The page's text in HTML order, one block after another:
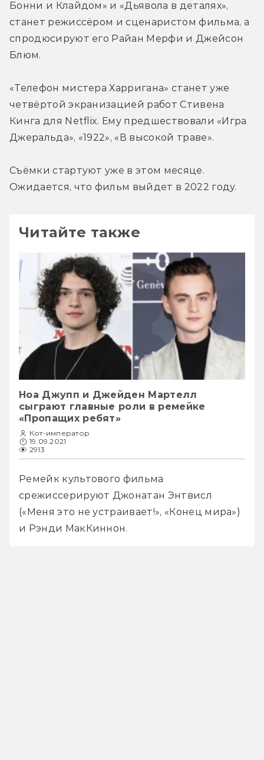
Бонни и Клайдом» и «Дьявола в деталях»,
станет режиссёром и сценаристом фильма, а
спродюсируют его Райан Мерфи и Джейсон
Блюм.
«Телефон мистера Харригана» станет уже
четвёртой экранизацией работ Стивена
Кинга для Netflix. Ему предшествовали «Игра
Джеральда», «1922», «В высокой траве».
Съёмки стартуют уже в этом месяце.
Ожидается, что фильм выйдет в 2022 году.
Читайте также
Ноа Джупп и Джейден Мартелл
сыграют главные роли в ремейке
«Пропащих ребят»
Кот-император
19.09.2021
2913
Ремейк культового фильма
срежиссерируют Джонатан Энтвисл
(«Меня это не устраивает!», «Конец мира»)
и Рэнди МакКиннон.